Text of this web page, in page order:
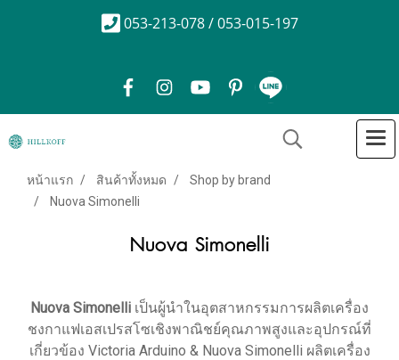
053-213-078 / 053-015-197
หน้าแรก สินค้าทั้งหมด
Shop by brand
Nuova Simonelli
Nuova Simonelli
Nuova Simonelli เป็นผู้นำในอุตสาหกรรมการผลิตเครื่อง
ชงกาแฟเอสเปรสโซเชิงพาณิชย์คุณภาพสูงและอุปกรณ์ที่
เกี่ยวข้อง Victoria Arduino & Nuova Simonelli ผลิตเครื่อง